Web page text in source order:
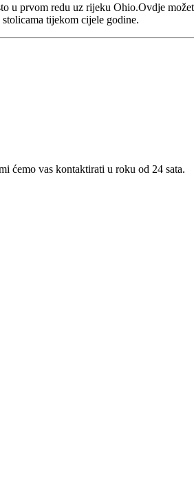
u prvom redu uz rijeku Ohio.Ovdje
tijekom cijele godine.
ćemo vas kontaktirati u roku od 24 sata.